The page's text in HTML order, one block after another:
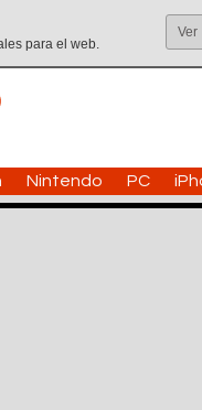
para el web.
Ver
Nintendo PC